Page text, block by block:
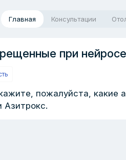
Главная Консультации
при
пожалуйста, какие
Азитрокс.